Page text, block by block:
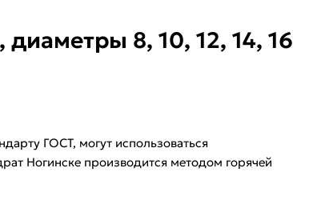
8, 10, 12, 14, 16
ГОСТ, могут использоваться
Ногинске производится методом горячей